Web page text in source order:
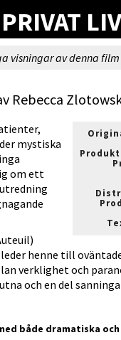
LIV
visningar av denna
Rebecca
mystiska
om ett
henne till
verklighet och
och en del
både dramatiska